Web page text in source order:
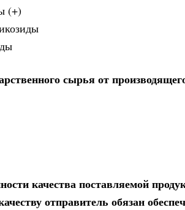
(+)
сырья от
качества поставляемой
отправитель обязан